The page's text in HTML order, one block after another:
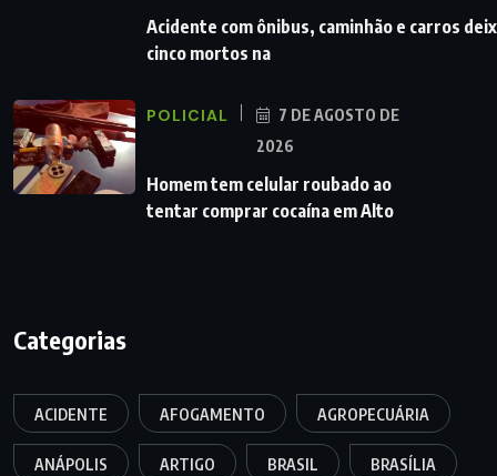
Acidente com ônibus, caminhão e carros
cinco mortos na
POLICIAL
7 DE AGOSTO DE
2026
Homem tem celular roubado ao
tentar comprar cocaína em Alto
Categorias
ACIDENTE AFOGAMENTO AGROPECUÁRIA
ANÁPOLIS ARTIGO BRASIL BRASÍLIA